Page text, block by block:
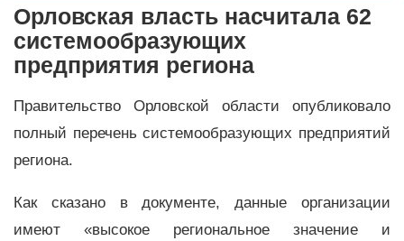
Орловская власть насчитала 62
системообразующих
предприятия региона
Правительство Орловской области опубликовало
полный перечень системообразующих предприятий
региона.
Как сказано в документе, данные организации
имеют «высокое региональное значение и